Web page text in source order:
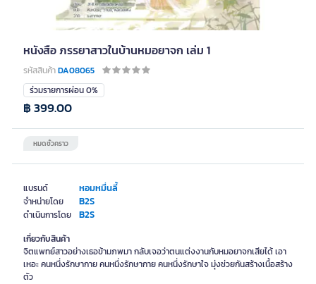
หนังสือ ภรรยาสาวในบ้านหมอยาจก เล่ม 1
รหัสสินค้าDA08065
แบรนด์ หอมหมื่นลี้
จำหน่ายโดย B2S
ดำเนินการโดย B2S
ร่วมรายการผ่อน 0%
หมดชั่วคราว
฿ 399.00
เกี่ยวกับสินค้า
จิตแพทย์สาวอย่างเธอข้ามภพมา กลับเจอว่าตนแต่งงานกับหมอยาจกเสียได้ เอา
เหอะ คนหนึ่งรักษากาย คนหนึ่งรักษากาย คนหนึ่งรักษาใจ มุ่งช่วยกันสร้างเนื้อสร้าง
ตัว